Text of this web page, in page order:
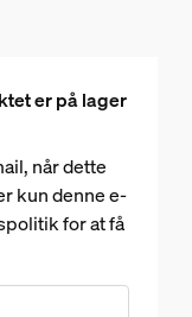
er på lager
når dette
kun denne e-
for at få